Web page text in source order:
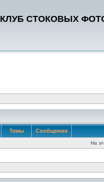
КЛУБ СТОКОВЫХ
Темы Сообщения
На